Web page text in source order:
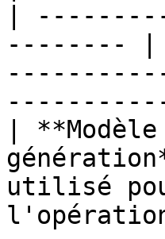
|
-------- |
|
utilisé